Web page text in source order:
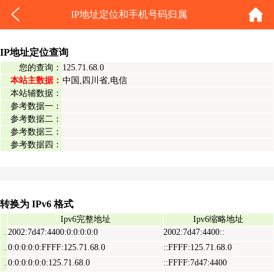
IP地址定位和手机号码归属
IP地址定位查询
您的查询： 125.71.68.0
本站主数据： 中国,四川省,电信
本站辅数据：
参考数据一：
参考数据二：
参考数据三：
参考数据四：
转换为 IPv6 格式
Ipv6完整地址 Ipv6缩略地址
2002:7d47:4400:0:0:0:0:0 2002:7d47:4400::
0:0:0:0:0:FFFF:125.71.68.0 ::FFFF:125.71.68.0
0:0:0:0:0:0:125.71.68.0 ::FFFF:7d47:4400